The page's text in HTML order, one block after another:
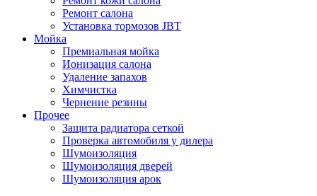
Ремонт салона
Установка тормозов JBT
Мойка
Премиальная мойка
Ионизация салона
Удаление запахов
Химчистка
Чернение резины
Прочее
Защита радиатора сеткой
Проверка автомобиля у дилера
Шумоизоляция
Шумоизоляция дверей
Шумоизоляция арок